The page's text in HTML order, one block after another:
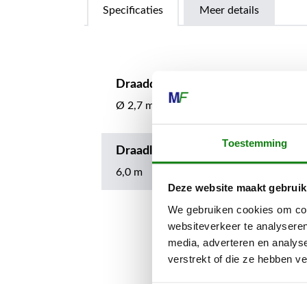
Toestemming
Deze website maakt
We gebruiken cookies om
websiteverkeer te
media, adverteren en
verstrekt of die ze hebben
Specificaties Meer details
Draaddiameter
Ø 2,7 mm
Draadlengte
6,0 m